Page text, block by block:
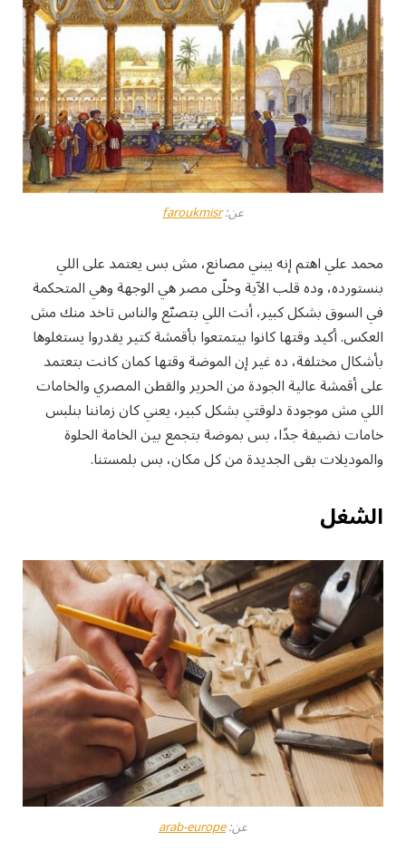
عن:faroukmisr
محمد علي اهتم إنه يبني مصانع، مش بس يعتمد على اللي
بنستورده، وده قلب الآية وخلّى مصر هي الوجهة وهي المتحكمة
في السوق بشكل كبير، أنت اللي بتصنّع والناس تاخد منك مش
العكس. أكيد وقتها كانوا بيتمتعوا بأقمشة كتير يقدروا يستغلوها
بأشكال مختلفة، ده غير إن الموضة وقتها كمان كانت بتعتمد
على أقمشة عالية الجودة من الحرير والقطن المصري والخامات
اللي مش موجودة دلوقتي بشكل كبير، يعني كان زماننا بنلبس
خامات نضيفة جدًا، بس بموضة بتجمع بين الخامة الحلوة
والموديلات بقى الجديدة من كل مكان، بس بلمستنا.
الشغل
عن:arab-europe